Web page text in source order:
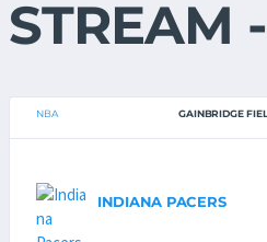
STREAM
NBA GAINBRIDGE
INDIANA PACERS